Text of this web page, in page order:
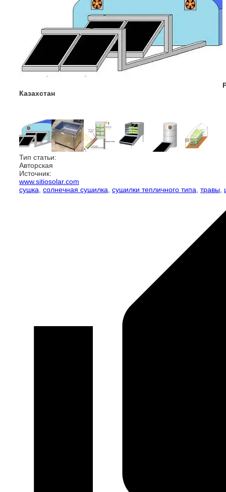
Казахстан
Тип статьи:
Авторская
Источник:
www.sitiosolar.com
сушка солнечная сушилка сушилки тепличного типа травы